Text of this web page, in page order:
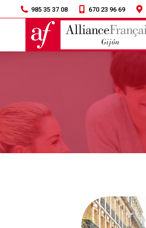
985 35 37 08 670 23 96 69